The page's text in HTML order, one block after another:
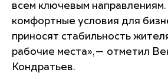
всем ключевым
комфортные условия для
приносят стабильность
рабочие места»,— отметил
Кондратьев.